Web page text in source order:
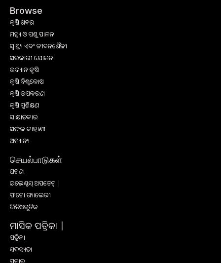
Browse
କୃଷି ଖବର
ମତ୍ସ୍ୟ ଓ ପଶୁ ପାଳନ
ସ୍ୱାସ୍ଥ୍ୟ ଏବଂ ଜୀବନଶୈଳୀ
ସରକାରୀ ଯୋଜନା
ଉଦ୍ୟାନ କୃଷି
କୃଷି ବିଶ୍ବକୋଷ
କୃଷି ଉପକରଣ
କୃଷି ପ୍ରଶିକ୍ଷଣ
ସାକ୍ଷାତକାର
ସଫଳ କାହାଣୀ
ଅନ୍ୟାନ୍ୟ
செயல்பாடுகள்
ଘଟଣା
ଇଭେଣ୍ଟସ୍ ଅପଡେଟ୍ |
ଫଟୋ ଗ୍ୟାଲେରୀ
ଭିଡିଓଗୁଡିକ
ମାସିକ ପତ୍ରିକା |
ପତ୍ରିକା
ସଦସ୍ୟତା
ପ୍ରଚାର